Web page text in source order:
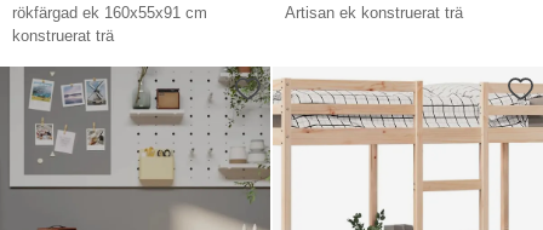
rökfärgad ek 160x55x91 cm
konstruerat trä
Artisan ek konstruerat trä